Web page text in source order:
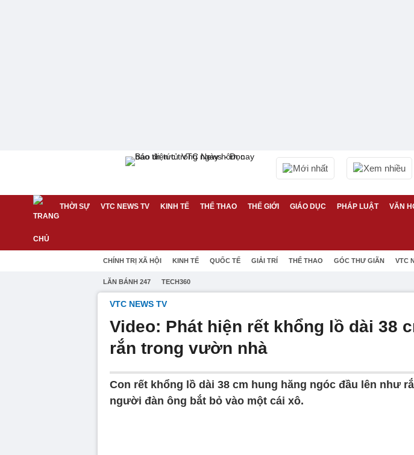
Mới nhất Xem nhiều
THỜI SỰ VTC NEWS TV KINH TẾ THỂ THAO THẾ GIỚI GIÁO DỤC PHÁP LUẬT VĂN
CHÍNH TRỊ XÃ HỘI KINH TẾ QUỐC TẾ GIẢI TRÍ THỂ THAO GÓC THƯ GIÃN VTC
LĂN BÁNH 247 TECH360
VTC NEWS TV
Video: Phát hiện rết khổng lồ dài 38
rắn trong vườn nhà
Con rết khổng lồ dài 38 cm hung hăng ngóc đầu lên như
người đàn ông bắt bỏ vào một cái xô.